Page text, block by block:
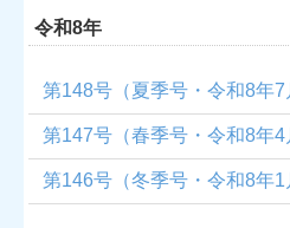
令和8年
第148号（夏季号・令和8年7
第147号（春季号・令和8年4
第146号（冬季号・令和8年1